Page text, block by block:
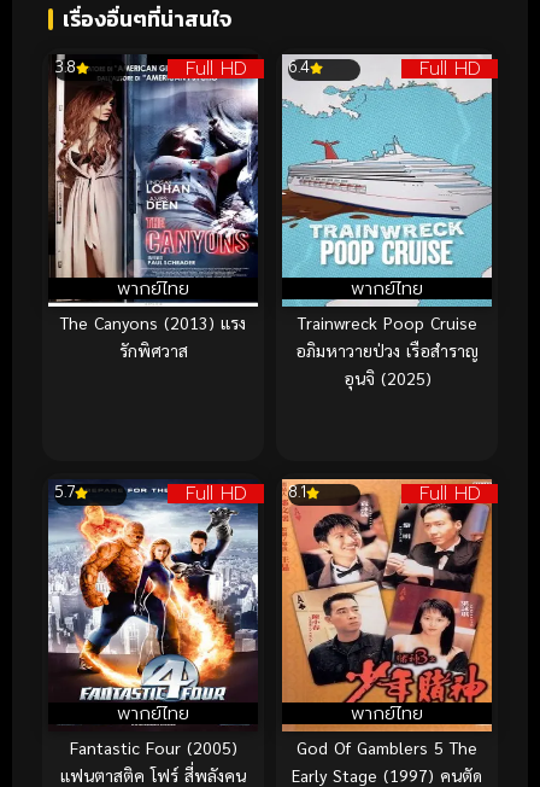
เรื่องอื่นๆที่น่าสนใจ
Full HD
พากย์ไทย
3.8
The Canyons (2013) แรง
รักพิศวาส
Full HD
พากย์ไทย
6.4
Trainwreck Poop Cruise
อภิมหาวายป่วง เรือสำราญ
อุนจิ (2025)
Full HD
พากย์ไทย
5.7
Fantastic Four (2005)
แฟนตาสติค โฟร์ สี่พลังคน
Full HD
พากย์ไทย
8.1
God Of Gamblers 5 The
Early Stage (1997) คนตัด